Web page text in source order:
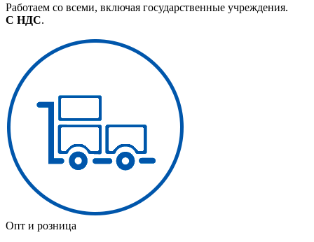
Работаем со всеми, включая государственные учреждения.
С НДС.
Опт и розница